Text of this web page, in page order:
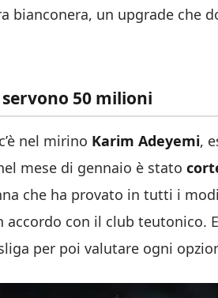
bianconera, un upgrade che
50 milioni
nel mirino Karim Adeyemi,
mese di gennaio è stato
che ha provato in tutti i
con il club teutonico.
per poi valutare ogni